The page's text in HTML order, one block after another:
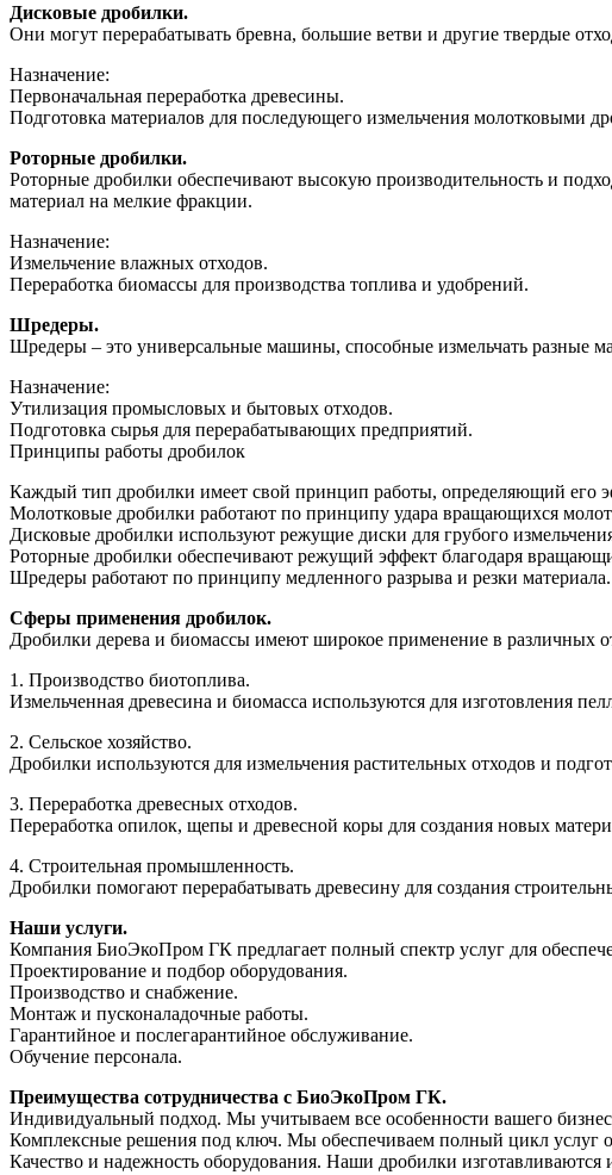
Дисковые дробилки.
Они могут перерабатывать бревна, большие ветви и другие твердые
Назначение:
Первоначальная переработка древесины.
Подготовка материалов для последующего измельчения молотковыми
Роторные дробилки.
Роторные дробилки обеспечивают высокую производительность и
материал на мелкие фракции.
Назначение:
Измельчение влажных отходов.
Переработка биомассы для производства топлива и удобрений.
Шредеры.
Шредеры – это универсальные машины, способные измельчать разные
Назначение:
Утилизация промысловых и бытовых отходов.
Подготовка сырья для перерабатывающих предприятий.
Принципы работы дробилок
Каждый тип дробилки имеет свой принцип работы, определяющий его
Молотковые дробилки работают по принципу удара вращающихся
Дисковые дробилки используют режущие диски для грубого
Роторные дробилки обеспечивают режущий эффект благодаря
Шредеры работают по принципу медленного разрыва и резки материала.
Сферы применения дробилок.
Дробилки дерева и биомассы имеют широкое применение в различных
1. Производство биотоплива.
Измельченная древесина и биомасса используются для изготовления
2. Сельское хозяйство.
Дробилки используются для измельчения растительных отходов и
3. Переработка древесных отходов.
Переработка опилок, щепы и древесной коры для создания новых
4. Строительная промышленность.
Дробилки помогают перерабатывать древесину для создания
Наши услуги.
Компания БиоЭкоПром ГК предлагает полный спектр услуг для
Проектирование и подбор оборудования.
Производство и снабжение.
Монтаж и пусконаладочные работы.
Гарантийное и послегарантийное обслуживание.
Обучение персонала.
Преимущества сотрудничества с БиоЭкоПром ГК.
Индивидуальный подход. Мы учитываем все особенности вашего
Комплексные решения под ключ. Мы обеспечиваем полный цикл услуг
Качество и надежность оборудования. Наши дробилки